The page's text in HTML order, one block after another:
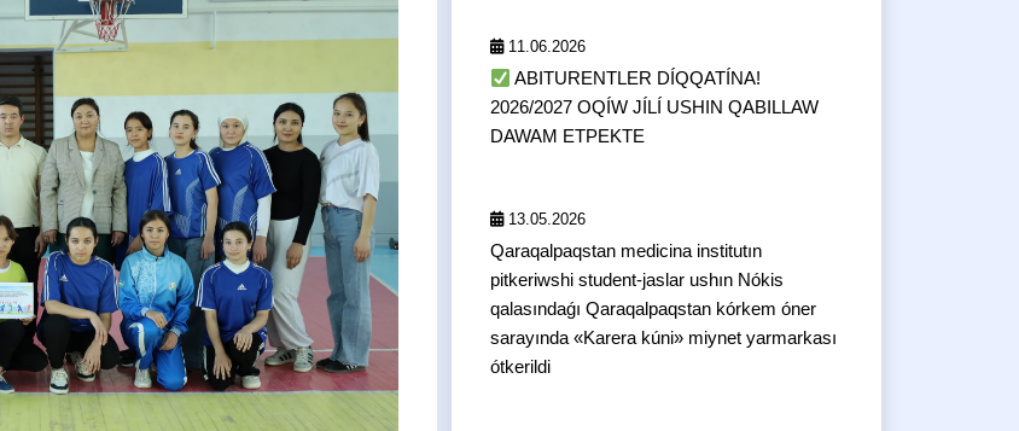
11.06.2026
ABITURENTLER DÍQQATÍNA!
2026/2027 OQÍW JÍLÍ USHIN QABILLAW
DAWAM ETPEKTE
13.05.2026
Qaraqalpaqstan medicina institutın
pitkeriwshi student-jaslar ushın Nókis
qalasındaǵı Qaraqalpaqstan kórkem óner
sarayında «Karera kúni» miynet yarmarkası
ótkerildi